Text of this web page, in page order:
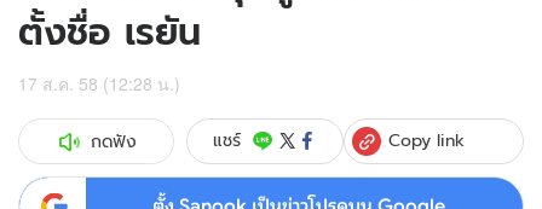
ตั้งชื่อ เรยัน
17 ส.ค. 58 (12:28 น.)
กดฟัง แชร์ Copy link